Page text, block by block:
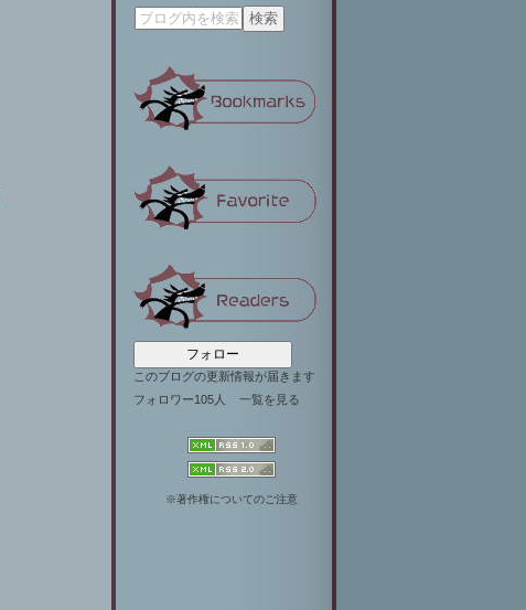
フォロー
このブログの更新情報が届きます
フォロワー105人
一覧を見る
※著作権についてのご注意